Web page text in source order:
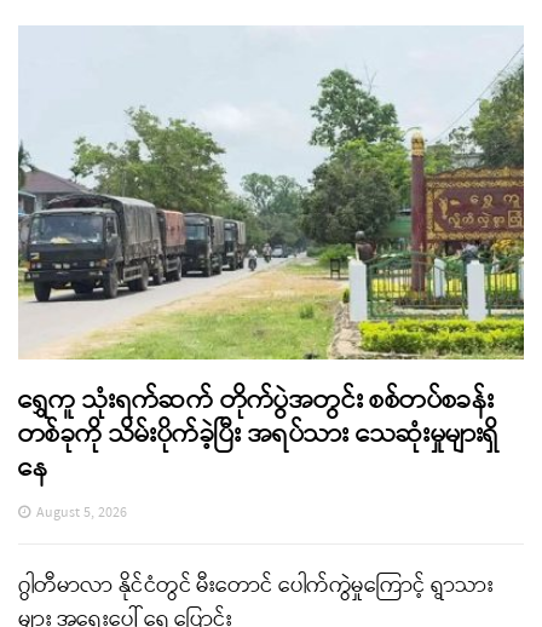
ရွှေကူ သုံးရက်ဆက် တိုက်ပွဲအတွင်း စစ်တပ်စခန်း
တစ်ခုကို သိမ်းပိုက်ခဲ့ပြီး အရပ်သား သေဆုံးမှုများရှိ
နေ
August 5, 2026
ဂွါတီမာလာ နိုင်ငံတွင် မီးတောင် ပေါက်ကွဲမှုကြောင့် ရွာသား
များ အရေးပေါ် ရွှေ့ပြောင်း